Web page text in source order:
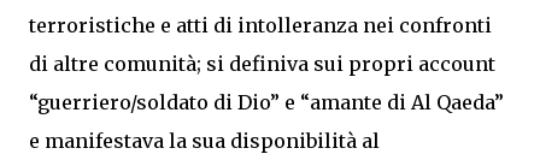
terroristiche e atti di intolleranza nei confronti
di altre comunità; si definiva sui propri account
“guerriero/soldato di Dio” e “amante di Al Qaeda”
e manifestava la sua disponibilità al